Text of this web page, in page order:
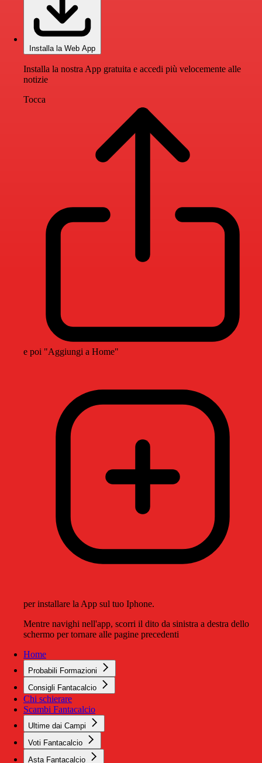
Installa la Web App
Installa la nostra App gratuita e accedi più velocemente alle
notizie
Tocca
e poi "Aggiungi a Home"
per installare la App sul tuo Iphone.
Mentre navighi nell'app, scorri il dito da sinistra a destra dello
schermo per tornare alle pagine precedenti
Home
Probabili Formazioni
Consigli Fantacalcio
Chi schierare
Scambi Fantacalcio
Ultime dai Campi
Voti Fantacalcio
Asta Fantacalcio